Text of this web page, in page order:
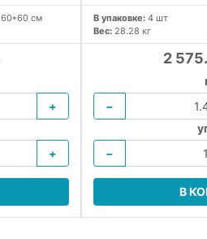
60*60 см
+
+
В упаковке: 4 шт
Вес: 28.28 кг
2
−
−
В